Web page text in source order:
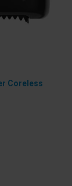
Coreless